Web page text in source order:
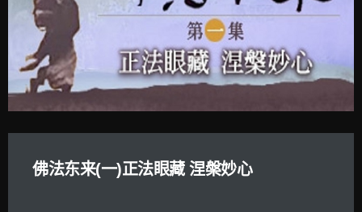
佛法东来(一)正法眼藏 涅槃妙心